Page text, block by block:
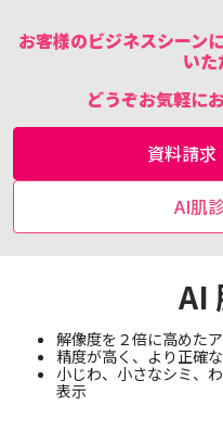
お客様のビジネスシーン
いた
どうぞお気軽に
資料請求
AI肌
AI
解像度を２倍に高めた
精度が高く、より正確
小じわ、小さなシミ、
表示